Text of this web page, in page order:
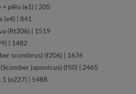
+ pêlo (e1) | 205
(e4) | 841
(Rt206) | 1519
| 1482
scombrus) (f206) | 1676
japonicus) (f50) | 2465
1 (e227) | 5488